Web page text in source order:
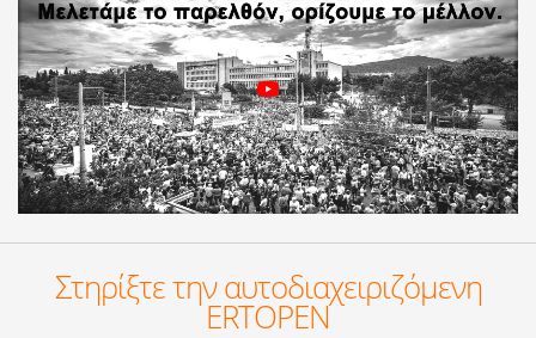
Στηρίξτε την αυτοδιαχειριζόμενη
ERTOPEN